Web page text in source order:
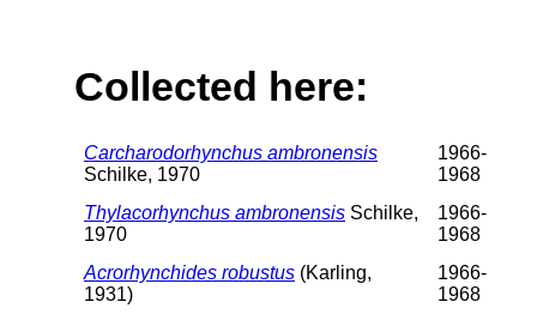
Collected here:
Carcharodorhynchus ambronensis
Schilke, 1970
1966-
1968
Thylacorhynchus ambronensis Schilke,
1970
1966-
1968
Acrorhynchides robustus (Karling,
1931)
1966-
1968